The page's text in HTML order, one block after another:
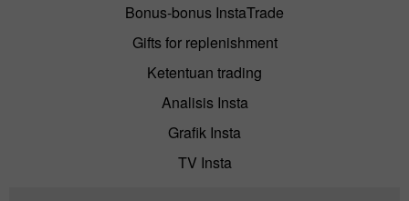
Bonus-bonus InstaTrade
Gifts for replenishment
Ketentuan trading
Analisis Insta
Grafik Insta
TV Insta